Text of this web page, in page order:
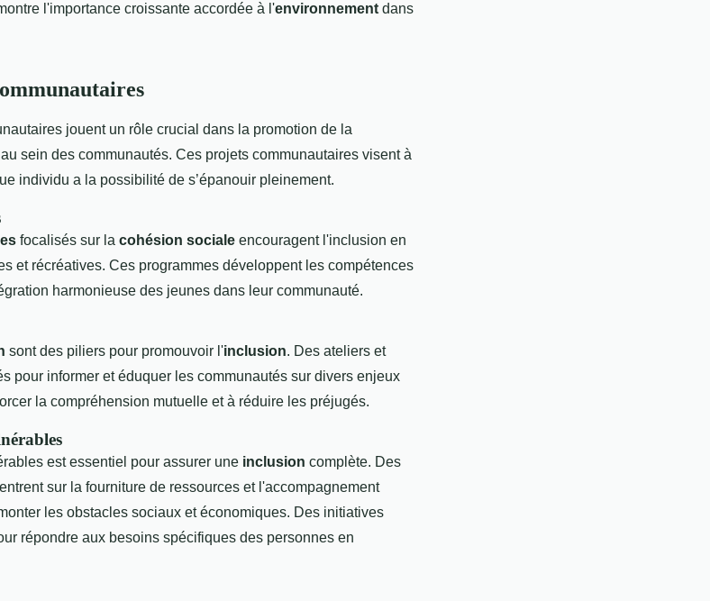
l'importance croissante accordée à l'environnement dans
jouent un rôle crucial dans la promotion de la
au sein des communautés. Ces projets communautaires visent à
individu a la possibilité de s’épanouir pleinement.
focalisés sur la cohésion sociale encouragent l'inclusion en
et récréatives. Ces programmes développent les compétences
harmonieuse des jeunes dans leur communauté.
sont des piliers pour promouvoir l'inclusion. Des ateliers et
pour informer et éduquer les communautés sur divers enjeux
la compréhension mutuelle et à réduire les préjugés.
est essentiel pour assurer une inclusion complète. Des
sur la fourniture de ressources et l'accompagnement
les obstacles sociaux et économiques. Des initiatives
répondre aux besoins spécifiques des personnes en